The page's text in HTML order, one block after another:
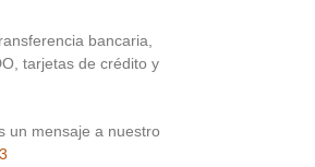
bancaria,
tarjetas de crédito y
un mensaje a nuestro